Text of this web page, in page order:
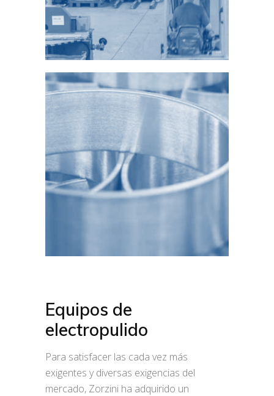
Equipos de
electropulido
Para satisfacer las cada vez más
exigentes y diversas exigencias del
mercado, Zorzini ha adquirido un